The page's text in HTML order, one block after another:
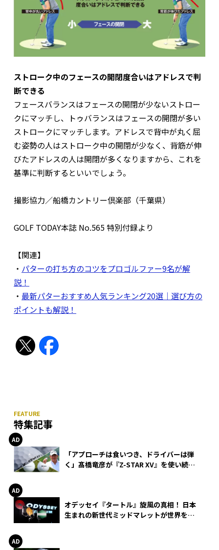
ストローク中のフェースの開閉度合いはアドレスで判
断できる
フェースバランスはフェースの開閉が少ないストロー
クにマッチし、トゥバランスはフェースの開閉が多い
ストロークにマッチします。アドレスで背中が丸く屈
む姿勢の人はストローク中の開閉が少なく、背筋が伸
びたアドレスの人は開閉が多くなりますから、これを
基準に判断するといいでしょう。
撮影協力／船橋カントリー倶楽部（千葉県）
GOLF TODAY本誌 No.565 特別付録より
【関連】
・ パターの打ち方のコツをプロゴルファー9名が解
説！
・ 最新パターおすすめ人気ランキング20選｜選び方の
ポイントも解説！
特集記事
「アプローチは食いつき、ドライバーは弾
く」髙橋竜彦が『Z-STAR XV』を使い続け
オデッセイ『タートル』旋風の真相！ 日本
生まれの新世代ミッドマレットが世界を席